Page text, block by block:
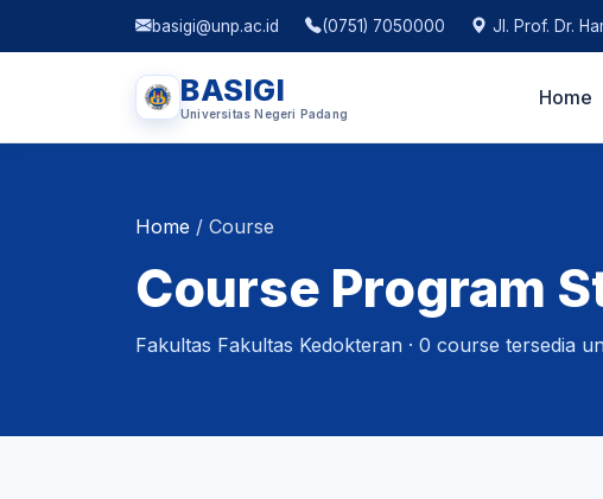
basigi@unp.ac.id (0751) 7050000 Jl. Prof. Dr.
BASIGI
Universitas Negeri Padang
Home
Home / Course
Course Program
Fakultas Fakultas Kedokteran · 0 course tersedia